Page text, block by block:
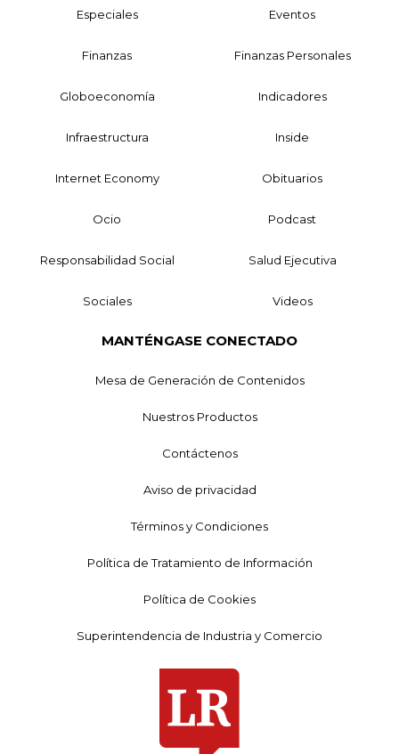
Especiales Eventos
Finanzas Finanzas Personales
Globoeconomía Indicadores
Infraestructura Inside
Internet Economy Obituarios
Ocio Podcast
Responsabilidad Social Salud Ejecutiva
Sociales Videos
MANTÉNGASE CONECTADO
Mesa de Generación de Contenidos
Nuestros Productos
Contáctenos
Aviso de privacidad
Términos y Condiciones
Política de Tratamiento de Información
Política de Cookies
Superintendencia de Industria y Comercio